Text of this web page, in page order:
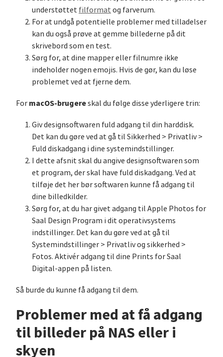
understøttet filformat og farverum.
For at undgå potentielle problemer med tilladelser
kan du også prøve at gemme billederne på dit
skrivebord som en test.
Sørg for, at dine mapper eller filnumre ikke
indeholder nogen emojis. Hvis de gør, kan du løse
problemet ved at fjerne dem.
For macOS-brugereskal du følge disse yderligere trin:
Giv designsoftwaren fuld adgang til din harddisk.
Det kan du gøre ved at gå til Sikkerhed > Privatliv >
Fuld diskadgang i dine systemindstillinger.
I dette afsnit skal du angive designsoftwaren som
et program, der skal have fuld diskadgang. Ved at
tilføje det her bør softwaren kunne få adgang til
dine billedkilder.
Sørg for, at du har givet adgang til Apple Photos for
Saal Design Program i dit operativsystems
indstillinger. Det kan du gøre ved at gå til
Systemindstillinger > Privatliv og sikkerhed >
Fotos. Aktivér adgang til dine Prints for Saal
Digital-appen på listen.
Så burde du kunne få adgang til dem.
Problemer med at få adgang
til billeder på NAS eller i
skyen